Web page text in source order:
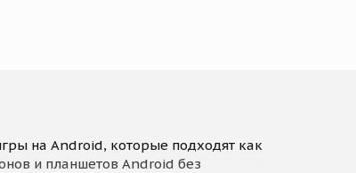
на Android, которые подходят как
и планшетов Android без